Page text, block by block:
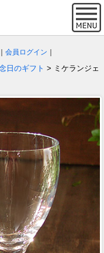
会員ログイン
日のギフト > ミケランジェ